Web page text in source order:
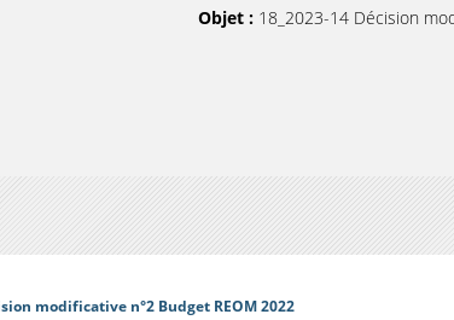
Objet : 18_2023-14 Décision
modificative n°2 Budget REOM 2022